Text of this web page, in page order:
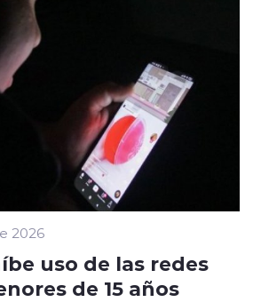
2026
uso de las redes
de 15 años